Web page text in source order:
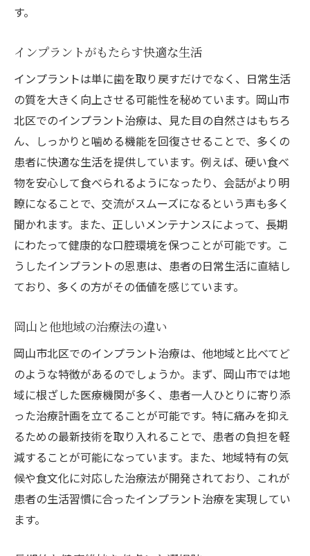
患者ごとの身体状態を考慮した施術
健康維持をサポートする治療法
術後の身体の変化と対応策
安心して選べる治療環境の整備
身体への負担を軽減する最新技術
痛みを恐れずに選ぶ岡山市のインプラント治療
リラックスできる診察環境の提供
不安を解消するための情報提供
痛みの少ない施術を可能にする努力
患者の声に耳を傾ける医療体制
術中および術後の痛み管理
安心感を得るために知っておきたいインプラン
トの基礎知識
インプラントの基本的な仕組み
治療を受ける前に知っておくべきこと
インプラントのメリットとデメリット
治療の流れとその詳細
術後の生活に関するアドバイス
健康的なインプラントライフを送るために
す。
インプラントがもたらす快適な生活
インプラントは単に歯を取り戻すだけでなく、日常生活
の質を大きく向上させる可能性を秘めています。岡山市
北区でのインプラント治療は、見た目の自然さはもちろ
ん、しっかりと噛める機能を回復させることで、多くの
患者に快適な生活を提供しています。例えば、硬い食べ
物を安心して食べられるようになったり、会話がより明
瞭になることで、交流がスムーズになるという声も多く
聞かれます。また、正しいメンテナンスによって、長期
にわたって健康的な口腔環境を保つことが可能です。こ
うしたインプラントの恩恵は、患者の日常生活に直結し
ており、多くの方がその価値を感じています。
岡山と他地域の治療法の違い
岡山市北区でのインプラント治療は、他地域と比べてど
のような特徴があるのでしょうか。まず、岡山市では地
域に根ざした医療機関が多く、患者一人ひとりに寄り添
った治療計画を立てることが可能です。特に痛みを抑え
るための最新技術を取り入れることで、患者の負担を軽
減することが可能になっています。また、地域特有の気
候や食文化に対応した治療法が開発されており、これが
患者の生活習慣に合ったインプラント治療を実現してい
ます。